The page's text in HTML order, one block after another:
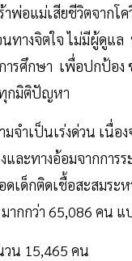
พ่อแม่เสียชีวิตจากโค
นทางจิตใจ ไม่มีผู้ดูแ
ารศึกษา เพื่อปกป้อง
กมิติปัญหา
มจำเป็นเร่งด่วน เนื่อ
และทางอ้อมจากการ
เด็กติดเชื้อสะสมระห
ากกว่า 65,086 คน แ
วน 15,465 คน